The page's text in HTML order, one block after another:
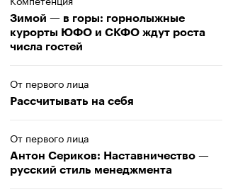
Зимой — в горы: горнолыжные
курорты ЮФО и СКФО ждут роста
числа гостей
От первого лица
Рассчитывать на себя
От первого лица
Антон Сериков: Наставничество —
русский стиль менеджмента